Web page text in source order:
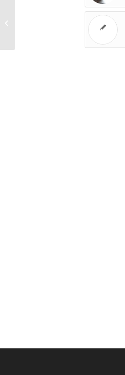
Anna Netrebko singt in der Arena di